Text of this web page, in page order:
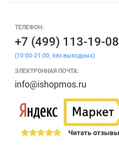
ТЕЛЕФОН:
+7 (499) 113-19-08
(10:00-21:00, без выходных)
ЭЛЕКТРОННАЯ ПОЧТА:
info@ishopmos.ru